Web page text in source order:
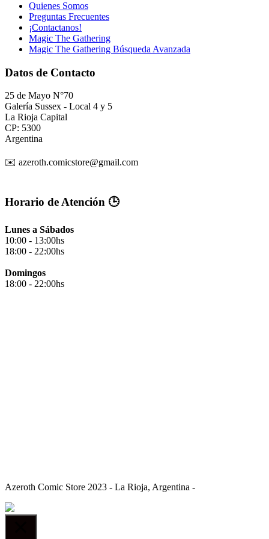
Quienes Somos
Preguntas Frecuentes
¡Contactanos!
Magic The Gathering
Magic The Gathering Búsqueda Avanzada
Datos de Contacto
25 de Mayo N°70
Galería Sussex - Local 4 y 5
La Rioja Capital
CP: 5300
Argentina
✉️ azeroth.comicstore@gmail.com
Horario de Atención 🕒
Lunes a Sábados
10:00 - 13:00hs
18:00 - 22:00hs
Domingos
18:00 - 22:00hs
Azeroth Comic Store 2023 - La Rioja, Argentina -